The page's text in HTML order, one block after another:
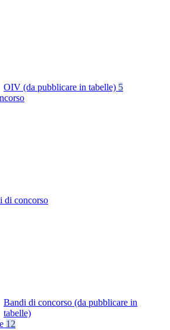
OIV (da pubblicare in tabelle) 5
di concorso
Bandi di concorso (da pubblicare in
tabelle)
12